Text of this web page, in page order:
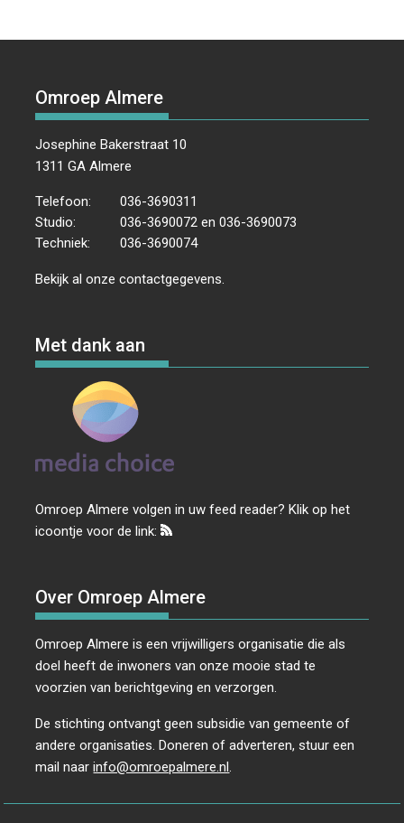
Omroep Almere
Josephine Bakerstraat 10
1311 GA Almere
Telefoon:
036-3690311
Studio:
036-3690072 en 036-3690073
Techniek:
036-3690074
Bekijk al onzecontactgegevens
Met dank aan
Omroep Almere volgen in uw feed reader? Klik op het
icoontje voor de link:
Over Omroep Almere
Omroep Almere is een vrijwilligers organisatie die als
doel heeft de inwoners van onze mooie stad te
voorzien van berichtgeving en verzorgen.
De stichting ontvangt geen subsidie van gemeente of
andere organisaties. Doneren of adverteren, stuur een
mail naarinfo@omroepalmere.nl.